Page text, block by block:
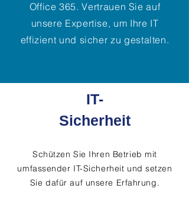
Office 365. Vertrauen Sie auf
unsere Expertise, um Ihre IT
effizient und sicher zu gestalten.
IT-
Sicherheit
Schützen Sie Ihren Betrieb mit
umfassender IT-Sicherheit und setzen
Sie dafür auf unsere Erfahrung.